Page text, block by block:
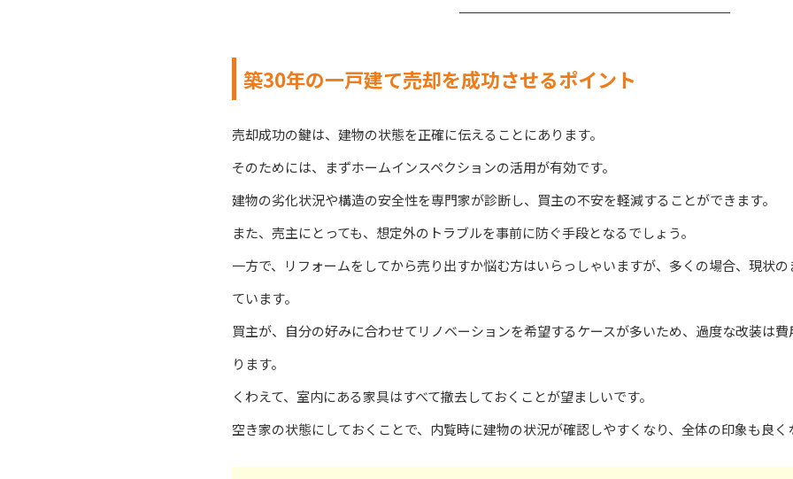
築30年の一戸建て売却を成功させるポイント
売却成功の鍵は、建物の状態を正確に伝えることにあります。
そのためには、まずホームインスペクションの活用が有効です。
建物の劣化状況や構造の安全性を専門家が診断し、買主の不安を軽減することができます。
また、売主にとっても、想定外のトラブルを事前に防ぐ手段となるでしょう。
一方で、リフォームをしてから売り出すか悩む方はいらっしゃいますが、多くの場合、現状
ています。
買主が、自分の好みに合わせてリノベーションを希望するケースが多いため、過度な改装は
ります。
くわえて、室内にある家具はすべて撤去しておくことが望ましいです。
空き家の状態にしておくことで、内覧時に建物の状況が確認しやすくなり、全体の印象も良く